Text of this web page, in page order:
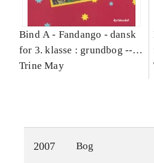
Bind A - Fandango - dansk
for 3. klasse : grundbog --
Arbejdsbog. Bind A
Trine May
2007 Bog